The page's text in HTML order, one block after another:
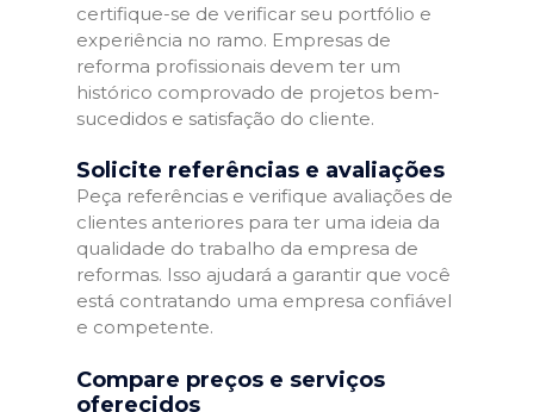
certifique-se de verificar seu portfólio e
experiência no ramo. Empresas de
reforma profissionais devem ter um
histórico comprovado de projetos bem-
sucedidos e satisfação do cliente.
Solicite referências e avaliações
Peça referências e verifique avaliações de
clientes anteriores para ter uma ideia da
qualidade do trabalho da empresa de
reformas. Isso ajudará a garantir que você
está contratando uma empresa confiável
e competente.
Compare preços e serviços
oferecidos